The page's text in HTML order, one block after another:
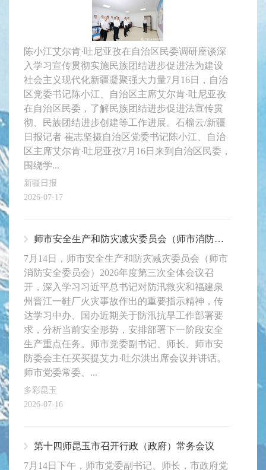
陈小江艾尔肯·吐尼亚孜在自治区民委调研座谈深
入学习宣传贯彻实施民族团结进步促进法为建设
社会主义现代化新疆凝聚强大力量7月16日，自治
区党委书记陈小江、自治区主席艾尔肯·吐尼亚孜
在自治区民委，了解民族团结进步促进法宣传贯
彻、民族团结进步创建等工作进展。石榴云/新疆
日报记者 崔志坚摄自治区党委书记陈小江、自治
区主席艾尔肯·吐尼亚孜7月16日来到自治区民委，
围绕学...
新疆日报
2026-07-17
师市安全生产和防灾减灾委员会（师市消防安全委员会）2026年度第三次全体会议召开
7月14日，师市安全生产和防灾减灾委员会（师市
消防安全委员会）2026年度第三次全体会议召
开，深入学习习近平总书记对防汛救灾和福建泉
州晋江一鞋厂火灾事故作出的重要指示精神，传
达学习中办、国办近期关于防汛抗旱工作部署要
求，分析当前安全形势，安排部署下一阶段安全
生产重点任务。师市党委副书记、师长、师市安
防委会主任买买提艾力·吐尔洪出席会议并讲话。
师市党委常委、...
多彩昆玉
2026-07-16
第十四师昆玉市召开行政（政府）常务会议
7月14日下午，师市党委副书记、师长，市政府党